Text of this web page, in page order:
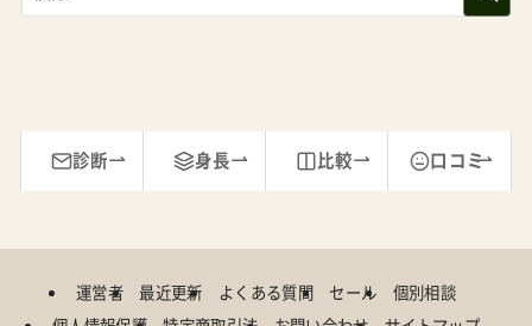
ー
診断 身長 比較 口コミ
運営者 最近更新 よくある質問 セール
個別相談